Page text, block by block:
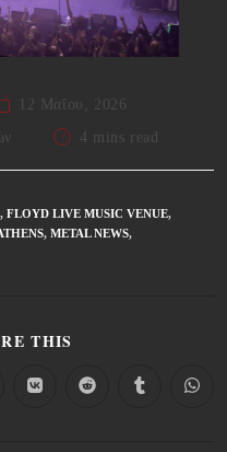
12 Μαΐου, 2026
4 mins read
, FLOYD LIVE MUSIC VENUE,
, METAL NEWS,
THIS